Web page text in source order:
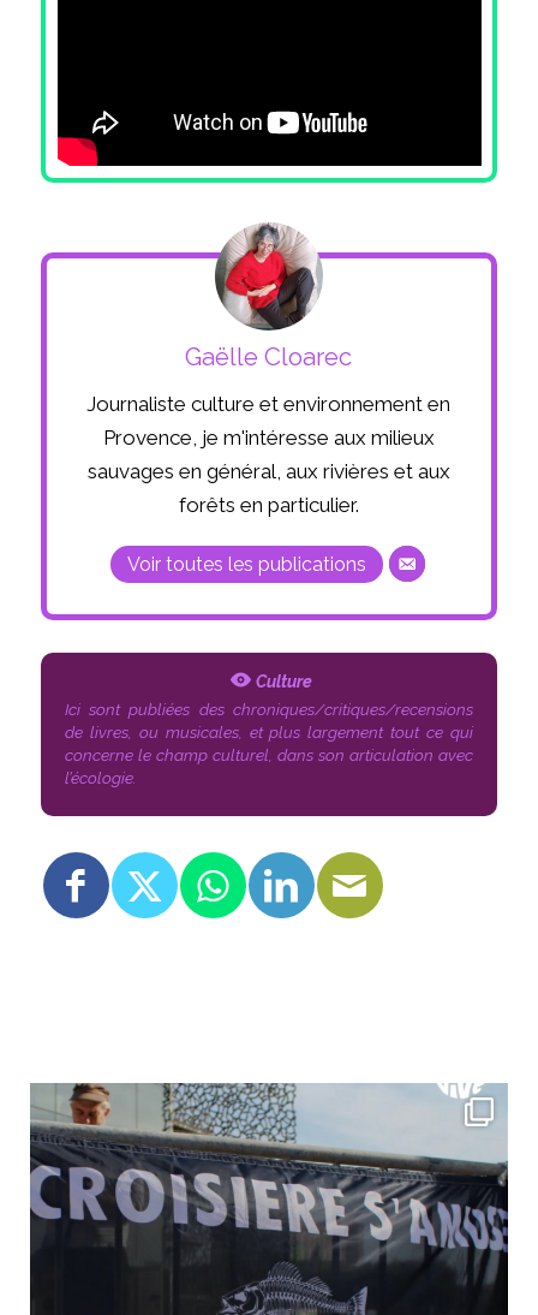
Gaëlle Cloarec
Journaliste culture et environnement en
Provence, je m'intéresse aux milieux
sauvages en général, aux rivières et aux
forêts en particulier.
Voir toutes les publications
Culture
Ici sont publiées des chroniques/critiques/recensions
de livres, ou musicales, et plus largement tout ce qui
concerne le champ culturel, dans son articulation avec
l’écologie.